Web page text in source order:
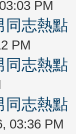
PM
同志熱
PM
同志熱
同志熱
03:36 PM